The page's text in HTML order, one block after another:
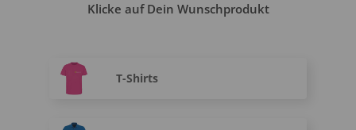
Klicke auf Dein Wunschprodukt
T-Shirts